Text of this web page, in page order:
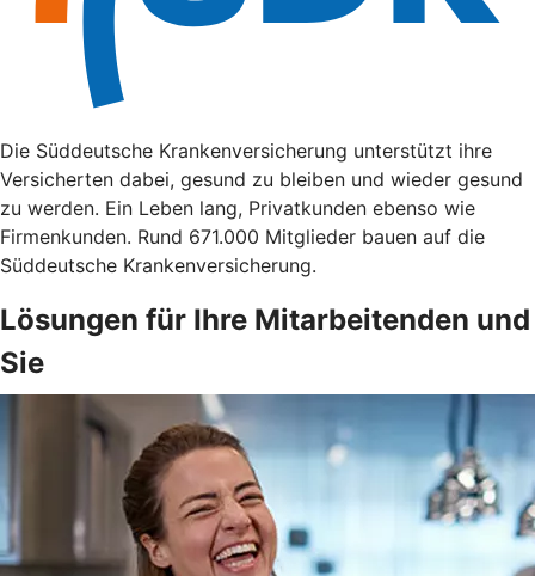
Die Süddeutsche Krankenversicherung unterstützt ihre
Versicherten dabei, gesund zu bleiben und wieder gesund
zu werden. Ein Leben lang, Privatkunden ebenso wie
Firmenkunden. Rund 671.000 Mitglieder bauen auf die
Süddeutsche Krankenversicherung.
Lösungen für Ihre Mitarbeitenden und
Sie